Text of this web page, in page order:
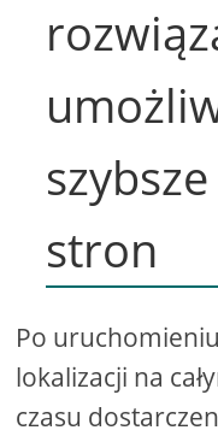
stron
Po
lokalizacji na
czasu